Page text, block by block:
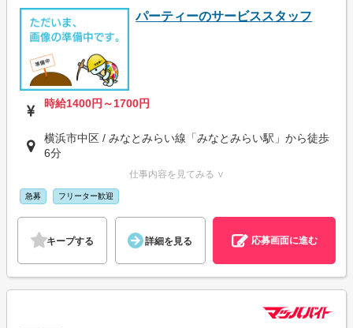
パーティーのサービススタッフ
時給1400円～1700円
横浜市中区 / みなとみらい線「みなとみらい駅」から徒歩
6分
仕事内容を見てみる ∨
急募 フリーター歓迎
キープする 詳細を見る 応募画面に進む